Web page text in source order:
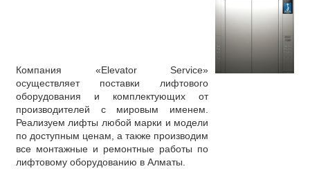
Компания «Elevator Service»
осуществляет поставки лифтового
оборудования и комплектующих от
производителей с мировым именем.
Реализуем лифты любой марки и модели
по доступным ценам, а также производим
все монтажные и ремонтные работы по
лифтовому оборудованию в Алматы.